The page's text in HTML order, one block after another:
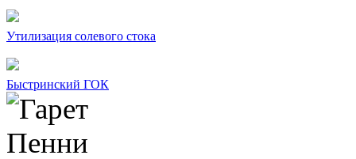
Утилизация солевого стока
Быстринский ГОК